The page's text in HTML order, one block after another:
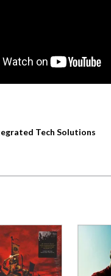
Tech Solutions